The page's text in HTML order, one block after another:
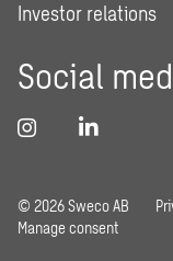
Investor relations
Social
© 2026 Sweco AB
Manage consent